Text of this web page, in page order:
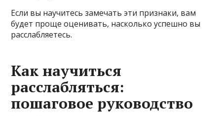
Если вы научитесь замечать эти признаки, вам
будет проще оценивать, насколько успешно вы
расслабляетесь.
Как научиться
расслабляться:
пошаговое руководство